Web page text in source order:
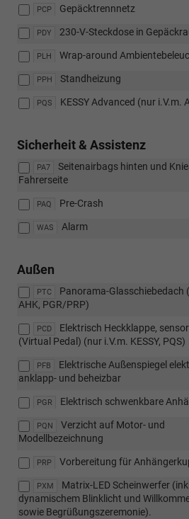
PCP Gepäcktrennnetz
PDY 230-V-Steckdose in
PLH Wrap-around
PPH Standheizung
PQS KESSY Advanced (nur i.V.m.
Sicherheit & Assistenz
PA7
Seitenairbags hinten und
Fahrerseite
PAQ Pre-Crash
WAS Alarm
Außen
PTC
Panorama-Glasschiebedach
AHK, PGR/PRP)
PCD
Elektrisch Heckklappe,
(Virtual Pedal) (nur i.V.m. KESSY, PQS)
PFB
Elektrische Außenspiegel
anklapp- und beheizbar
PGR Elektrisch schwenkbare
PQN
Verzicht auf Motor- und
Modellbezeichnung
PRP Vorbereitung für
PXM
Matrix-LED Scheinwerfer
dynamischem Blinklicht und
sowie Begrüßungszeremonie).